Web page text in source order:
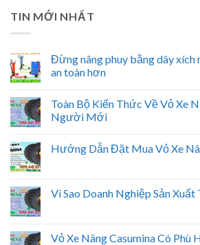
TIN MỚI NHẤT
Đừng nâng phuy bằng dây xích
an toàn hơn
Toàn Bộ Kiến Thức Về Vỏ Xe
Người Mới
Hướng Dẫn Đặt Mua Vỏ Xe
Vì Sao Doanh Nghiệp Sản Xuất
Vỏ Xe Nâng Casumina Có Phù